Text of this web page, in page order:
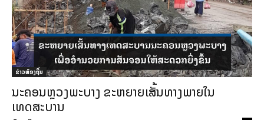
ຂ່າວທ້ອງຖິ່ນ
ນະຄອນຫຼວງພະບາງ ຂະຫຍາຍເສັ້ນທາງພາຍໃນ
ເທດສະບານ